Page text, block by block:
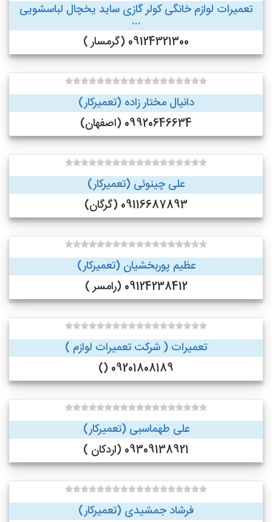
تعمیرات لوازم خانگی کولر گازی ساید یخچال لباسشویی
...
09124321300 (گرمسار )
دانیال مختار زاده (تعمیرکار)
09920646634 (اصفهان)
علی چینوئی (تعمیرکار)
09116687893 (گرگان)
عظیم پوربخشیان (تعمیرکار)
09124238412 (رامسر )
تعمیرات ( شرکت تعمیرات لوازم )
09201808189 ()
علی طهماسبی (تعمیرکار)
09309138921 (اردکان )
فرشاد جمشیدی (تعمیرکار)